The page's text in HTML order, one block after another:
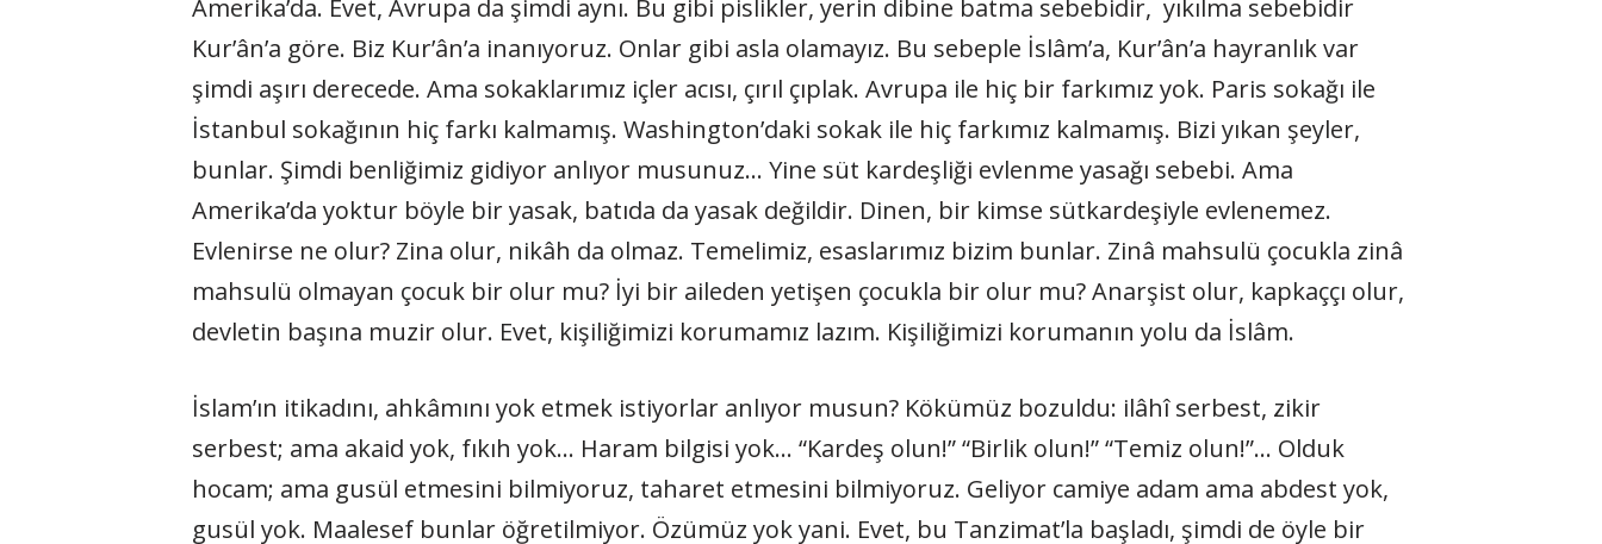
Amerika’da. Evet, Avrupa da şimdi aynı. Bu gibi pislikler, yerin dibine batma sebebidir, yıkılma sebebidir
Kur’ân’a göre. Biz Kur’ân’a inanıyoruz. Onlar gibi asla olamayız. Bu sebeple İslâm’a, Kur’ân’a hayranlık var
şimdi aşırı derecede. Ama sokaklarımız içler acısı, çırıl çıplak. Avrupa ile hiç bir farkımız yok. Paris sokağı ile
İstanbul sokağının hiç farkı kalmamış. Washington’daki sokak ile hiç farkımız kalmamış. Bizi yıkan şeyler,
bunlar. Şimdi benliğimiz gidiyor anlıyor musunuz… Yine süt kardeşliği evlenme yasağı sebebi. Ama
Amerika’da yoktur böyle bir yasak, batıda da yasak değildir. Dinen, bir kimse sütkardeşiyle evlenemez.
Evlenirse ne olur? Zina olur, nikâh da olmaz. Temelimiz, esaslarımız bizim bunlar. Zinâ mahsulü çocukla zinâ
mahsulü olmayan çocuk bir olur mu? İyi bir aileden yetişen çocukla bir olur mu? Anarşist olur, kapkaççı olur,
devletin başına muzir olur. Evet, kişiliğimizi korumamız lazım. Kişiliğimizi korumanın yolu da İslâm.
İslam’ın itikadını, ahkâmını yok etmek istiyorlar anlıyor musun? Kökümüz bozuldu: ilâhî serbest, zikir
serbest; ama akaid yok, fıkıh yok… Haram bilgisi yok… “Kardeş olun!” “Birlik olun!” “Temiz olun!”… Olduk
hocam; ama gusül etmesini bilmiyoruz, taharet etmesini bilmiyoruz. Geliyor camiye adam ama abdest yok,
gusül yok. Maalesef bunlar öğretilmiyor. Özümüz yok yani. Evet, bu Tanzimat’la başladı, şimdi de öyle bir